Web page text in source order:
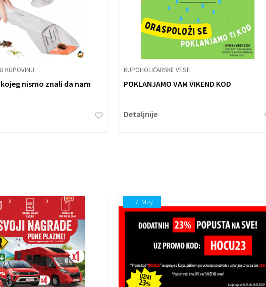
KUPOVINU
nismo znali da nam
KUPOHOLIČARSKE VESTI
POKLANJAMO VAM VIKEND KOD
Detaljnije
17. May